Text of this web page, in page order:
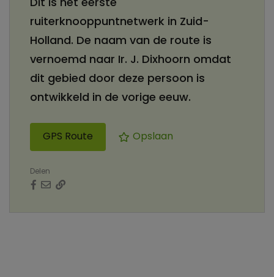
Dit is het eerste
ruiterknooppuntnetwerk in Zuid-
Holland. De naam van de route is
vernoemd naar Ir. J. Dixhoorn omdat
dit gebied door deze persoon is
ontwikkeld in de vorige eeuw.
GPS Route Opslaan
Delen